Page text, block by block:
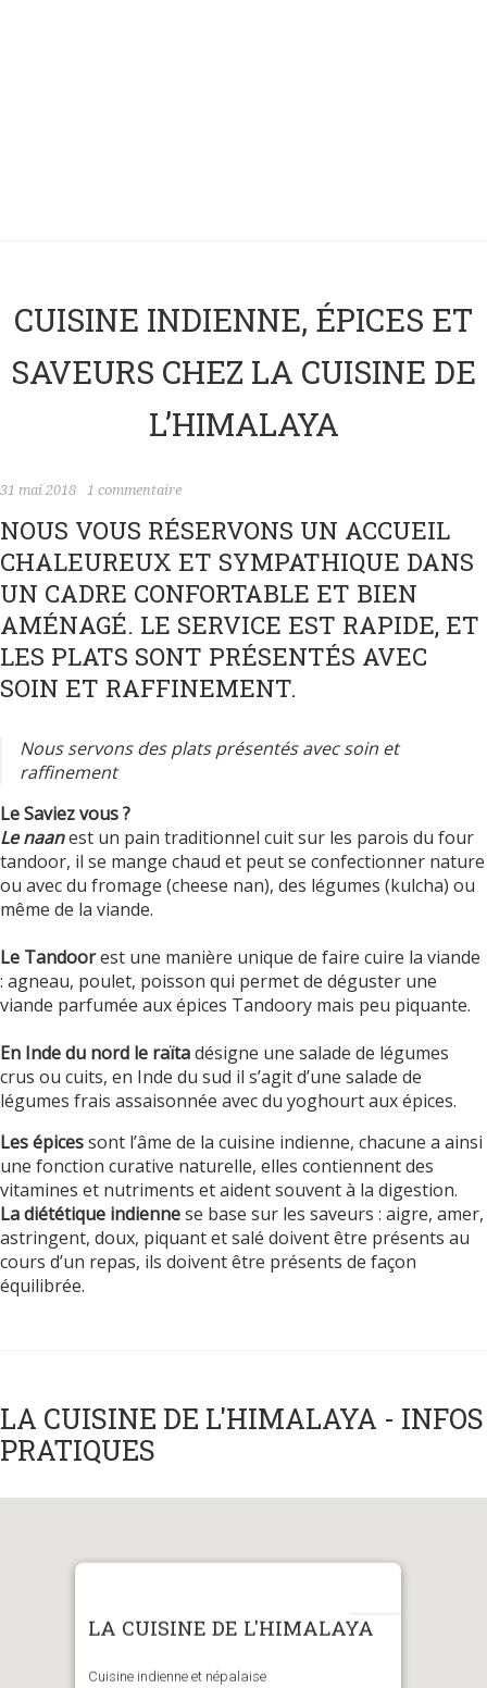
CUISINE INDIENNE, ÉPICES ET
SAVEURS CHEZ LA CUISINE DE
L’HIMALAYA
31 mai 2018 1 commentaire
NOUS VOUS RÉSERVONS UN ACCUEIL
CHALEUREUX ET SYMPATHIQUE DANS
UN CADRE CONFORTABLE ET BIEN
AMÉNAGÉ. LE SERVICE EST RAPIDE, ET
LES PLATS SONT PRÉSENTÉS AVEC
SOIN ET RAFFINEMENT.
Nous servons des plats présentés avec soin et
raffinement
Le Saviez vous ?
Lenaanest un pain traditionnel cuit sur les parois du four
tandoor, il se mange chaud et peut se confectionner nature
ou avec du fromage (cheese nan), des légumes (kulcha) ou
même de la viande.
Le Tandoorest une manière unique de faire cuire la viande
: agneau, poulet, poisson qui permet de déguster une
viande parfumée aux épices Tandoory mais peu piquante.
En Inde du nord le raïtadésigne une salade de légumes
crus ou cuits, en Inde du sud il s’agit d’une salade de
légumes frais assaisonnée avec du yoghourt aux épices.
Les épicessont l’âme de la cuisine indienne, chacune a ainsi
une fonction curative naturelle, elles contiennent des
vitamines et nutriments et aident souvent à la digestion.
La diététique indiennese base sur les saveurs : aigre, amer,
astringent, doux, piquant et salé doivent être présents au
cours d’un repas, ils doivent être présents de façon
équilibrée.
LA CUISINE DE L'HIMALAYA - INFOS
PRATIQUES
LA CUISINE DE L'HIMALAYA
Cuisine indienne et népalaise